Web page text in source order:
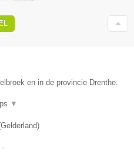
en in de provincie Drenthe.
▼
Gelderland)
-